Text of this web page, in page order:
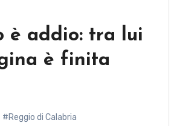
è addio: tra lui
è finita
#Reggio di Calabria